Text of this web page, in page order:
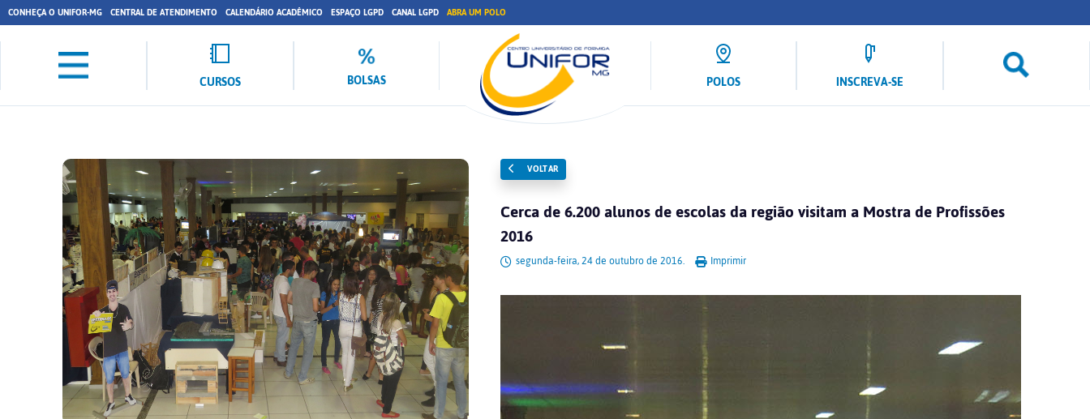
CONHEÇA O UNIFOR-MG CENTRAL DE ATENDIMENTO CALENDÁRIO ACADÊMICO ESPAÇO LGPD CANAL LGPD ABRA UM POLO
CURSOS BOLSAS POLOS INSCREVA-SE
VOLTAR
Cerca de 6.200 alunos de escolas da região visitam a Mostra de Profissões
2016
segunda-feira, 24 de outubro de 2016. Imprimir